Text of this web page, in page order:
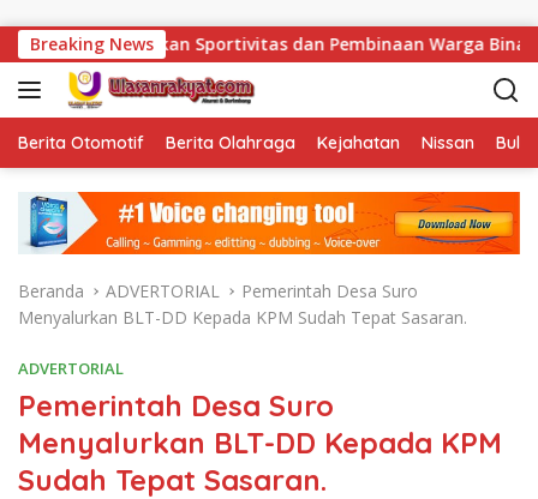
Breaking News
dan Pembinaan Warga Binaan. Bukan Sekadar
Berita Otomotif Berita Olahraga Kejahatan Nissan
Beranda ADVERTORIAL
Pemerintah Desa Suro
Menyalurkan BLT-DD Kepada KPM Sudah Tepat Sasaran.
ADVERTORIAL
Pemerintah Desa Suro
Menyalurkan BLT-DD Kepada KPM
Sudah Tepat Sasaran.